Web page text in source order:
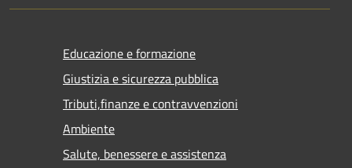
Educazione e formazione
Giustizia e sicurezza pubblica
Tributi,finanze e contravvenzioni
Ambiente
Salute, benessere e assistenza